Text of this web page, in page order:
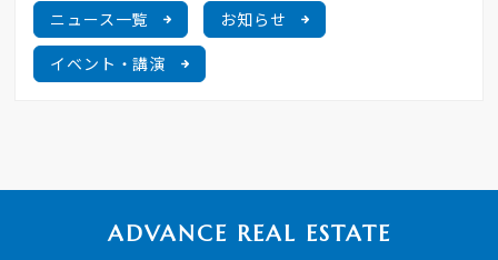
ニュース一覧
お知らせ
イベント・講演
ADVANCE REAL ESTATE